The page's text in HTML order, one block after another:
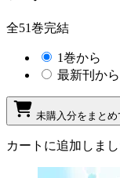
全51巻完結
1巻から
最新刊から
未購入分をまと
カートに追加しま